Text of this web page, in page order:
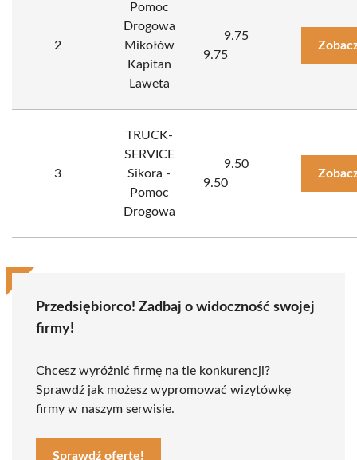
2
Pomoc
Drogowa
Mikołów
Kapitan
Laweta
9.75
9.75
3
TRUCK-
SERVICE
Sikora -
Pomoc
Drogowa
9.50
9.50
Przedsiębiorco! Zadbaj o widoczność swojej
firmy!
Chcesz wyróżnić firmę na tle konkurencji?
Sprawdź jak możesz wypromować wizytówkę
firmy w naszym serwisie.
Sprawdź ofertę!